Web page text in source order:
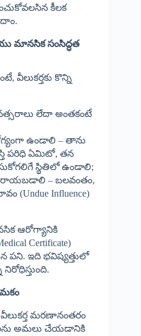
కీలక
మానసిక సంసిద్ధత
వీలుకర్తకు కొన్ని
లేదా అంతకంటే
ఉండాలి – తాను
పరిధి ఏమిటో, తన
స్థితిలో ఉండాలి;
– బలవంతం,
(Undue Influence)
ఆరోగ్యానికి
Certificate)
ఇది భవిష్యత్తులో
మరణానంతరం
అమలు చేయడానికి